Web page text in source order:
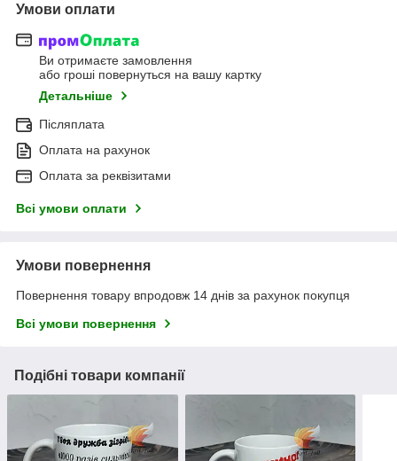
Умови оплати
Ви отримаєте замовлення
або гроші повернуться на вашу картку
Детальніше
Післяплата
Оплата на рахунок
Оплата за реквізитами
Всі умови оплати
Умови повернення
Повернення товару впродовж 14 днів за рахунок покупця
Всі умови повернення
Подібні товари компанії